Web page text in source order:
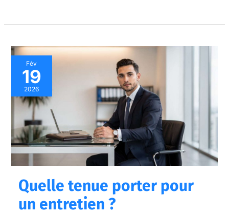
Fév
19
2026
Quelle tenue porter pour
un entretien ?
Quelle
tenue
porter
pour
entretien
?